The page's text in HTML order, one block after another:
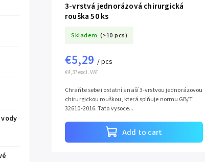
3-vrstvá jednorázová chirurgická
rouška 50 ks
Skladem (>10 pcs)
€4,37 excl. VAT
€5,29 / pcs
Add to cart
Chraňte sebe i ostatní s naší 3-vrstvou jednorázovou
chirurgickou rouškou, která splňuje normu GB/T
32610-2016. Tato vysoce...